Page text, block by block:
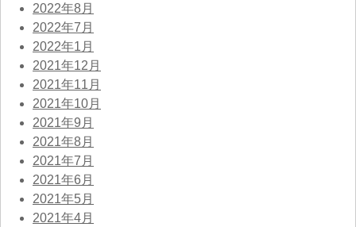
2022年8月
2022年7月
2022年1月
2021年12月
2021年11月
2021年10月
2021年9月
2021年8月
2021年7月
2021年6月
2021年5月
2021年4月